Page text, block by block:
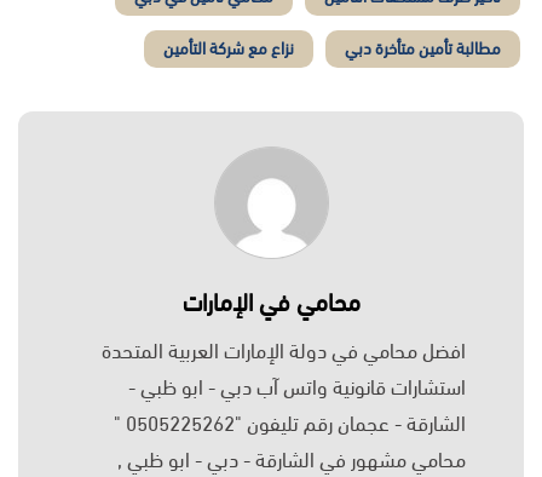
مطالبة تأمين متأخرة دبي نزاع مع شركة التأمين
محامي في الإمارات
افضل محامي في دولة الإمارات العربية المتحدة
استشارات قانونية واتس آب دبي - ابو ظبي -
الشارقة - عجمان رقم تليفون "0505225262 "
محامي مشهور في الشارقة - دبي - ابو ظبي ,